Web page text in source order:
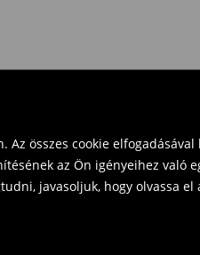
összes cookie
az Ön igényeihez való
javasoljuk, hogy olvassa el